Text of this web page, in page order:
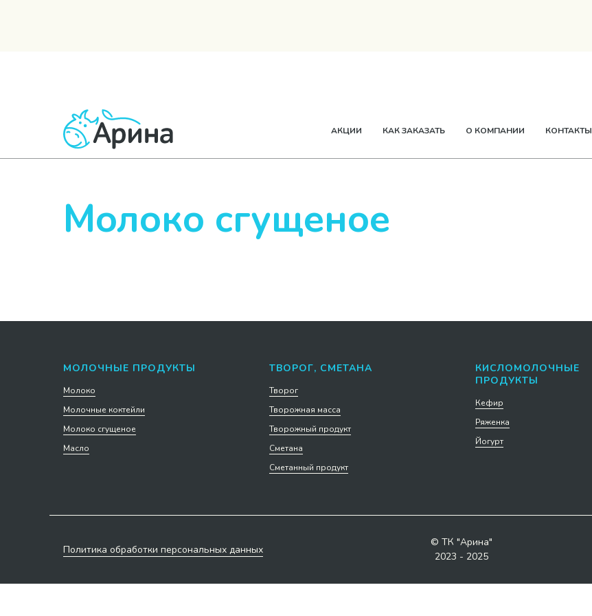
АКЦИИ КАК ЗАКАЗАТЬ О КОМПАНИИ КОНТАКТЫ
Молоко сгущеное
МОЛОЧНЫЕ ПРОДУКТЫ
Молоко
Молочные коктейли
Молоко сгущеное
Масло
ТВОРОГ, СМЕТАНА
Творог
Творожная масса
Творожный продукт
Сметана
Сметанный продукт
КИСЛОМОЛОЧНЫЕ
ПРОДУКТЫ
Кефир
Ряженка
Йогурт
Политика обработки персональных данных
© ТК "Арина"
2023 - 2025